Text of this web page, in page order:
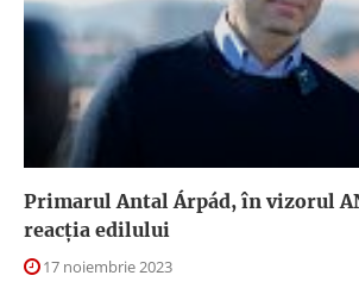
Primarul Antal Árpád, în vizorul
reacția edilului
17 noiembrie 2023